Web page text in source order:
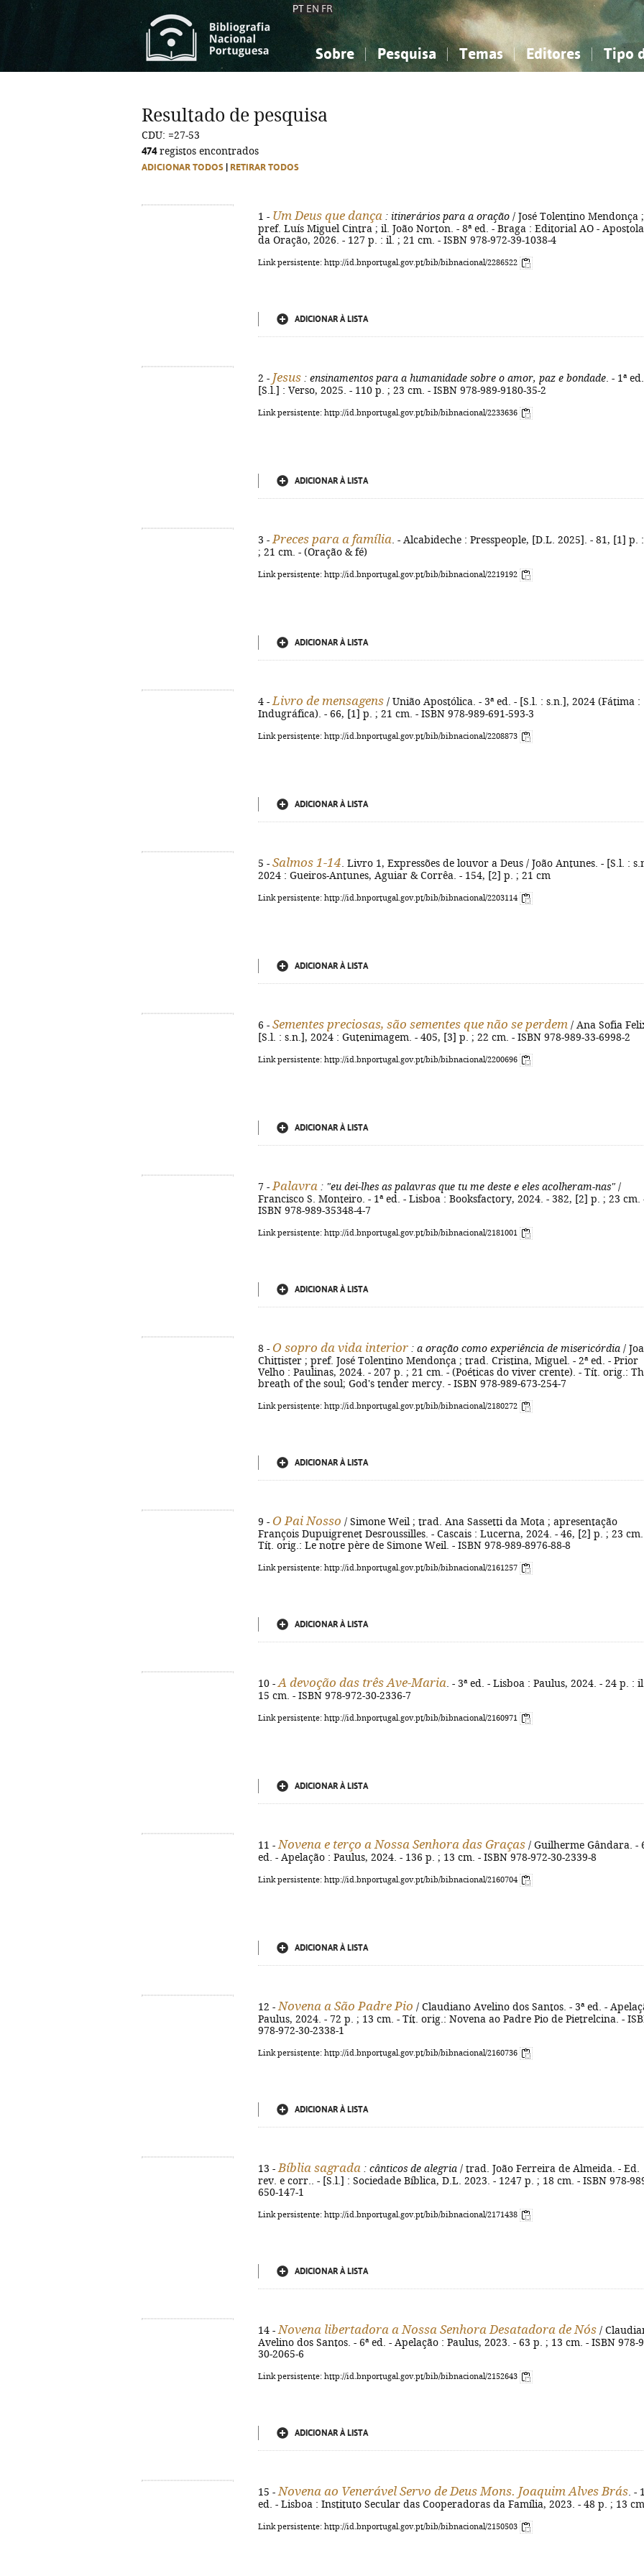
PT EN FR
Sobre Pesquisa Temas
Ciências sociais...
Editores Tipo
Ciências sociais...
Resultado de pesquisa
CDU: =27-53
474registos encontrados
ADICIONAR TODOS RETIRAR TODOS
1 - Um Deus que dança : itinerários para a oração / José Tolentino Mendonça ;
pref. Luís Miguel Cintra ; il. João Norton. - 8ª ed. - Braga : Editorial AO -
da Oração, 2026. - 127 p. : il. ; 21 cm. - ISBN 978-972-39-1038-4
Link persistente: http://id.bnportugal.gov.pt/bib/bibnacional/2286522
ADICIONAR À LISTA
2 - Jesus : ensinamentos para a humanidade sobre o amor, paz e bondade . - 1ª
[S.l.] : Verso, 2025. - 110 p. ; 23 cm. - ISBN 978-989-9180-35-2
Link persistente: http://id.bnportugal.gov.pt/bib/bibnacional/2233636
ADICIONAR À LISTA
3 - Preces para a família . - Alcabideche : Presspeople, [D.L. 2025]. - 81, [1] p.
; 21 cm. - (Oração & fé)
Link persistente: http://id.bnportugal.gov.pt/bib/bibnacional/2219192
ADICIONAR À LISTA
4 - Livro de mensagens / União Apostólica. - 3ª ed. - [S.l. : s.n.], 2024 (Fátima :
Indugráfica). - 66, [1] p. ; 21 cm. - ISBN 978-989-691-593-3
Link persistente: http://id.bnportugal.gov.pt/bib/bibnacional/2208873
ADICIONAR À LISTA
5 - Salmos 1-14 . Livro 1, Expressões de louvor a Deus / João Antunes. - [S.l. :
2024 : Gueiros-Antunes, Aguiar & Corrêa. - 154, [2] p. ; 21 cm
Link persistente: http://id.bnportugal.gov.pt/bib/bibnacional/2203114
ADICIONAR À LISTA
6 - Sementes preciosas, são sementes que não se perdem / Ana Sofia
[S.l. : s.n.], 2024 : Gutenimagem. - 405, [3] p. ; 22 cm. - ISBN 978-989-33-6998-2
Link persistente: http://id.bnportugal.gov.pt/bib/bibnacional/2200696
ADICIONAR À LISTA
7 - Palavra : "eu dei-lhes as palavras que tu me deste e eles acolheram-nas" /
Francisco S. Monteiro. - 1ª ed. - Lisboa : Booksfactory, 2024. - 382, [2] p. ; 23 cm.
ISBN 978-989-35348-4-7
Link persistente: http://id.bnportugal.gov.pt/bib/bibnacional/2181001
ADICIONAR À LISTA
8 - O sopro da vida interior : a oração como experiência de misericórdia /
Chittister ; pref. José Tolentino Mendonça ; trad. Cristina, Miguel. - 2ª ed. - Prior
Velho : Paulinas, 2024. - 207 p. ; 21 cm. - (Poéticas do viver crente). - Tít. orig.:
breath of the soul; God's tender mercy. - ISBN 978-989-673-254-7
Link persistente: http://id.bnportugal.gov.pt/bib/bibnacional/2180272
ADICIONAR À LISTA
9 - O Pai Nosso / Simone Weil ; trad. Ana Sassetti da Mota ; apresentação
François Dupuigrenet Desroussilles. - Cascais : Lucerna, 2024. - 46, [2] p. ; 23
Tít. orig.: Le notre père de Simone Weil. - ISBN 978-989-8976-88-8
Link persistente: http://id.bnportugal.gov.pt/bib/bibnacional/2161257
ADICIONAR À LISTA
10 - A devoção das três Ave-Maria . - 3ª ed. - Lisboa : Paulus, 2024. - 24 p. :
15 cm. - ISBN 978-972-30-2336-7
Link persistente: http://id.bnportugal.gov.pt/bib/bibnacional/2160971
ADICIONAR À LISTA
11 - Novena e terço a Nossa Senhora das Graças / Guilherme Gândara. -
ed. - Apelação : Paulus, 2024. - 136 p. ; 13 cm. - ISBN 978-972-30-2339-8
Link persistente: http://id.bnportugal.gov.pt/bib/bibnacional/2160704
ADICIONAR À LISTA
12 - Novena a São Padre Pio / Claudiano Avelino dos Santos. - 3ª ed. -
Paulus, 2024. - 72 p. ; 13 cm. - Tít. orig.: Novena ao Padre Pio de Pietrelcina. -
978-972-30-2338-1
Link persistente: http://id.bnportugal.gov.pt/bib/bibnacional/2160736
ADICIONAR À LISTA
13 - Bíblia sagrada : cânticos de alegria / trad. João Ferreira de Almeida. - Ed.
rev. e corr.. - [S.l.] : Sociedade Bíblica, D.L. 2023. - 1247 p. ; 18 cm. - ISBN 978-
650-147-1
Link persistente: http://id.bnportugal.gov.pt/bib/bibnacional/2171438
ADICIONAR À LISTA
14 - Novena libertadora a Nossa Senhora Desatadora de Nós /
Avelino dos Santos. - 6ª ed. - Apelação : Paulus, 2023. - 63 p. ; 13 cm. - ISBN 978-
30-2065-6
Link persistente: http://id.bnportugal.gov.pt/bib/bibnacional/2152643
ADICIONAR À LISTA
15 - Novena ao Venerável Servo de Deus Mons. Joaquim Alves Brás . -
ed. - Lisboa : Instituto Secular das Cooperadoras da Família, 2023. - 48 p. ; 13 cm
Link persistente: http://id.bnportugal.gov.pt/bib/bibnacional/2150503